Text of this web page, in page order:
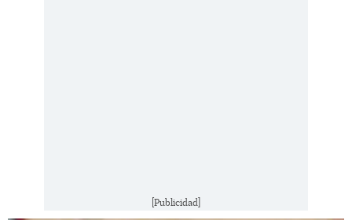
[Publicidad]